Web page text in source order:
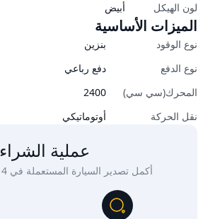
لون الهيكل
أبيض
الميزات الأساسية
نوع الوقود
بنزين
نوع الدفع
دفع رباعي
المحرك(سي سي)
2400
نقل الحركة
أوتوماتيكي
عملية الشراء
أكمل تصدير السيارة المستعملة في 4 خطوات بسيطة